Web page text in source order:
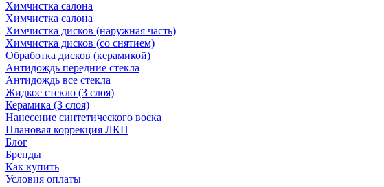
Химчистка салона
Химчистка салона
Химчистка дисков (наружная часть)
Химчистка дисков (со снятием)
Обработка дисков (керамикой)
Антидождь передние стекла
Антидождь все стекла
Жидкое стекло (3 слоя)
Керамика (3 слоя)
Нанесение синтетического воска
Плановая коррекция ЛКП
Блог
Бренды
Как купить
Условия оплаты